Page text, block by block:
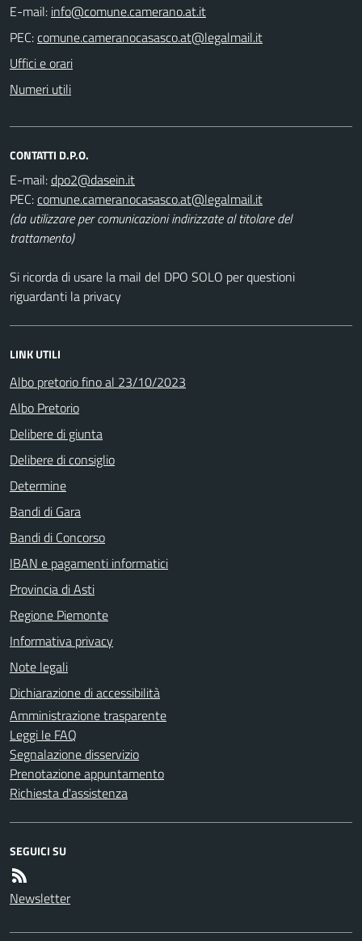
E-mail:
PEC:
Uffici e orari
Numeri utili
CONTATTI D.P.O.
E-mail:
PEC:
(da utilizzare per comunicazioni indirizzate al titolare del
trattamento)
Si ricorda di usare la mail del DPO SOLO per questioni
riguardanti la privacy
LINK UTILI
Albo pretorio fino al 23/10/2023
Albo Pretorio
Delibere di giunta
Delibere di consiglio
Determine
Bandi di Gara
Bandi di Concorso
IBAN e pagamenti informatici
Provincia di Asti
Regione Piemonte
Informativa privacy
Note legali
Dichiarazione di accessibilità
Amministrazione trasparente
Leggi le FAQ
Segnalazione disservizio
Prenotazione appuntamento
Richiesta d'assistenza
SEGUICI SU
Newsletter